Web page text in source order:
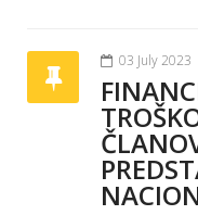
03 July 2023